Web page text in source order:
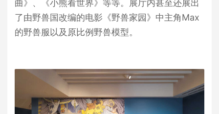
曲》、《小熊看世界》等等。展厅内甚至还展出
了由野兽国改编的电影《野兽家园》中主角Max
的野兽服以及原比例野兽模型。